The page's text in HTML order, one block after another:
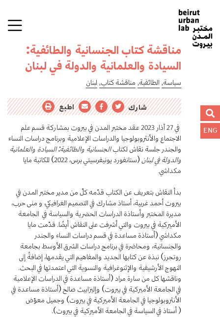
ENG
مناقشة كتاب الجنسانية والطائفية:
السيادة والعلمانية والدولة في لبنان
سياسة, الطائفية, مناقشة كتاب, لبنان
شارك
اطبع
في 27 آذار 2023 عقد مختبر المدن في بيروت بمشاركة قسم علم
الاجتماع والأنثروبولوجيا والدراسات الإعلامية وبرنامج دراسات النساء
والجندر جلسة نقاش لكتابالجنسانية والطائفية: السيادة والعلمانية
والدولة في لبنان
(ستانفورد يونيفرسيتي برس، 2022) للكاتبة مايا
مكداشي.
بدأ النقاش بتعريف عن الكتاب قدّمه كلّ من مدير مختبر المدن في
بيروت أحمد غربية، أستاذ مشارك في التصميم الغرافيكي، و منى حرب،
مديرة المختبر وأستاذة الدراسات الحضرية والسياسة في الجامعة
الأميركية في بيروت والتي أشرفت على النقاش أيضًا. قدّمت مايا
مكداشي (أستاذة مساعدة في قسم دراسات النساء والجندر
والجنسانية، ومحاضرة في برنامج دراسات الشرق الأوسط بجامعة
روتجرز) نبذة عن كتابها الجديد والمفاهيم التي يقدمها، إضافةً إلى
النهوج الأرشيفية والإثنوغرافية والنسوية التي اعتمدتها في البحث.
وناقشها كل من سارة مراد (أستاذة مساعدة في الدراسات الإعلامية
في الجامعة الأميركية في بيروت) وإليزابيث صالح (أستاذة مساعدة في
الأنثروبولوجيا في الجامعة الأميركية في بيروت) وجميل معوّض
( أستاذ في السياسة في الجامعة الأميركية في بيروت).